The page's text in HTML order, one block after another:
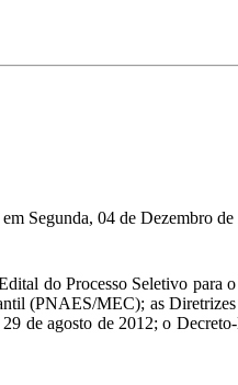
Segunda, 04 de Dezembro
do Processo Seletivo para
(PNAES/MEC); as
de agosto de 2012; o